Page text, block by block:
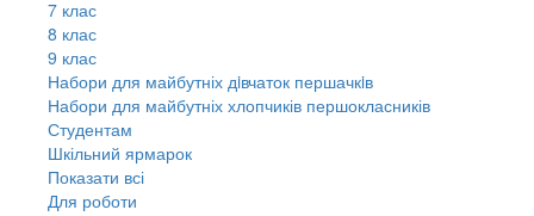
7 клас
8 клас
9 клас
Набори для майбутніх дiвчаток першачкiв
Набори для майбутніх хлопчиків першокласників
Студентам
Шкільний ярмарок
Показати всі
Для роботи